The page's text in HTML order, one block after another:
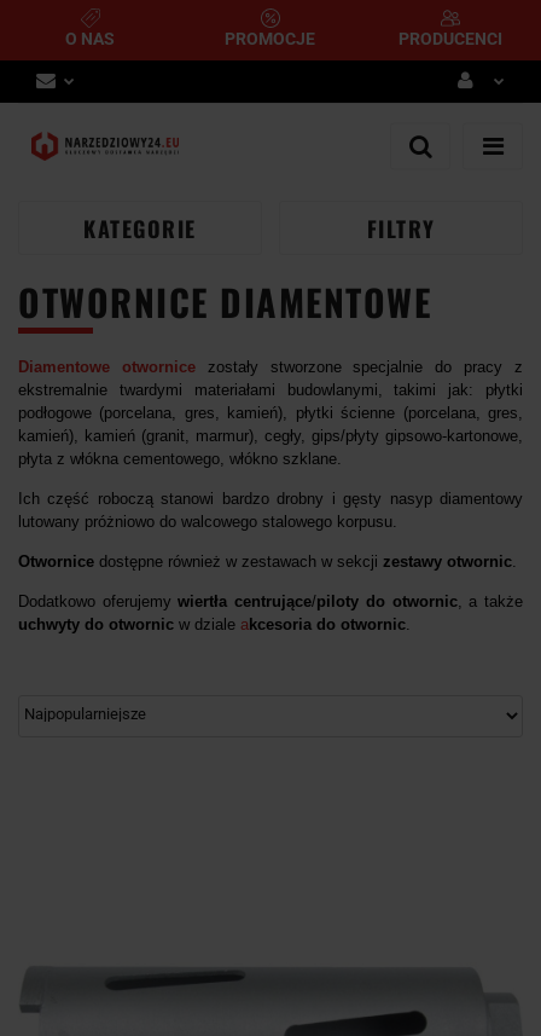
O NAS PROMOCJE PRODUCENCI
Zaloguj się
KATEGORIE FILTRY
OTWORNICE DIAMENTOWE
Diamentowe otwornicezostały stworzone specjalnie do pracy z
ekstremalnie twardymi materiałami budowlanymi, takimi jak: płytki
podłogowe (porcelana, gres, kamień), płytki ścienne (porcelana, gres,
kamień), kamień (granit, marmur), cegły, gips/płyty gipsowo-kartonowe,
płyta z włókna cementowego, włókno szklane.
Ich część roboczą stanowi bardzo drobny i gęsty nasyp diamentowy
lutowany próżniowo do walcowego stalowego korpusu.
Otwornice dostępne również w zestawach w sekcji zestawy otwornic
Dodatkowo oferujemywiertła centrujące/piloty do otwornic, a także
uchwyty do otwornic w dziale akcesoria do otwornic